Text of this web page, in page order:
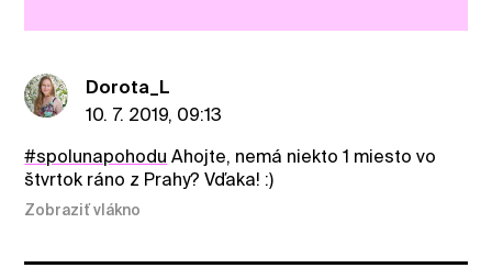
Dorota_L
10. 7. 2019, 09:13
#spolunapohodu Ahojte, nemá niekto 1 miesto vo
štvrtok ráno z Prahy? Vďaka! :)
Zobraziť vlákno